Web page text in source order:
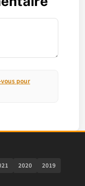
pour
2020
2019